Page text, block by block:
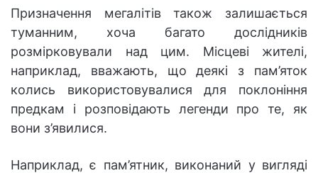
Призначення мегалітів також залишається
туманним, хоча багато дослідників
розмірковували над цим. Місцеві жителі,
наприклад, вважають, що деякі з пам’яток
колись використовувалися для поклоніння
предкам і розповідають легенди про те, як
вони з’явилися.
Наприклад, є пам’ятник, виконаний у вигляді